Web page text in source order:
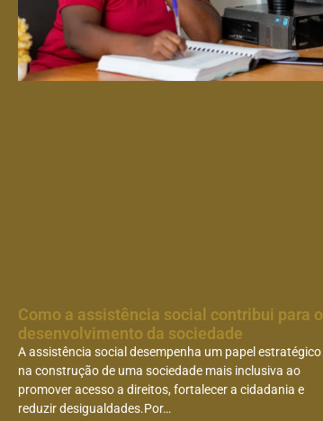
Como a assistência social contribui para o
desenvolvimento da sociedade
A assistência social desempenha um papel estratégico
na construção de uma sociedade mais inclusiva ao
promover acesso a direitos, fortalecer a cidadania e
reduzir desigualdades.Por…